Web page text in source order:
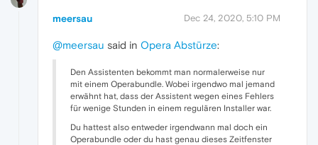
meersau Dec 24, 2020, 5:10 PM
@meersau said in Opera Abstürze:
Den Assistenten bekommt man normalerweise nur
mit einem Operabundle. Wobei irgendwo mal jemand
erwähnt hat, dass der Assistent wegen eines Fehlers
für wenige Stunden in einem regulären Installer war.
Du hattest also entweder irgendwann mal doch ein
Operabundle oder du hast genau dieses Zeitfenster